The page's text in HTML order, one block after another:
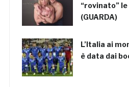
“rovinato”
(GUARDA)
L’Italia ai
è data dai